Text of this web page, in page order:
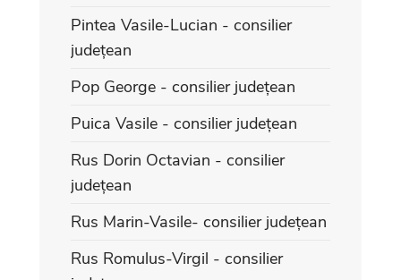
Pintea Vasile-Lucian - consilier
județean
Pop George - consilier județean
Puica Vasile - consilier județean
Rus Dorin Octavian - consilier
județean
Rus Marin-Vasile- consilier județean
Rus Romulus-Virgil - consilier